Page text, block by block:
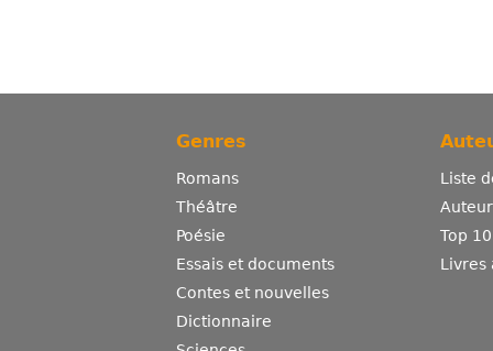
Genres
Romans
Théâtre
Poésie
Essais et documents
Contes et nouvelles
Dictionnaire
Liste
Top
Livres